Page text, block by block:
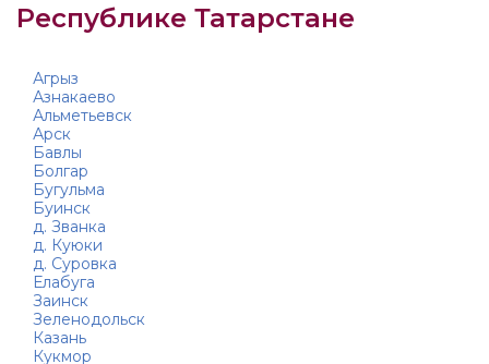
Республике Татарстане
Агрыз
Азнакаево
Альметьевск
Арск
Бавлы
Болгар
Бугульма
Буинск
д. Званка
д. Куюки
д. Суровка
Елабуга
Заинск
Зеленодольск
Казань
Кукмор